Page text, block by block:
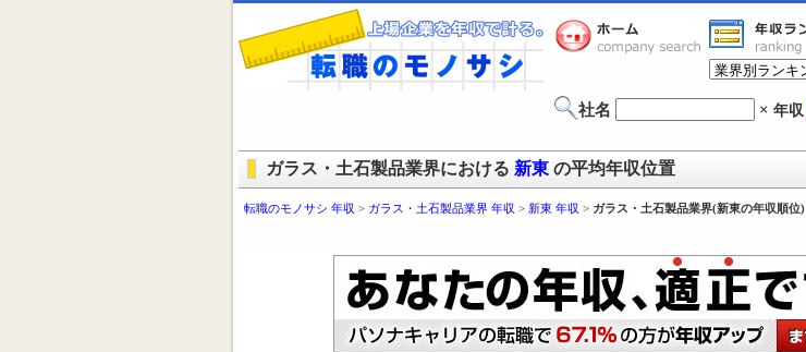
社名 × 年収
ガラス・土石製品業界における 新東 の平均年収位置
転職のモノサシ 年収 > ガラス・土石製品業界 年収 > 新東 年収 > ガラス・土石製品業界(新東の年収順位)